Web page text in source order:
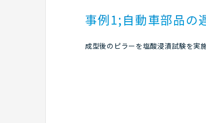
事例1;自動車部品の
成型後のピラーを塩酸浸漬試験を実